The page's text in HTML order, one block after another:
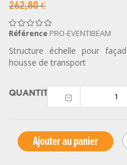
262,80 €
Référence PRO-EVENTIBEAM
Structure échelle pour
housse de transport
QUANTITÉ
Ajouter au panier